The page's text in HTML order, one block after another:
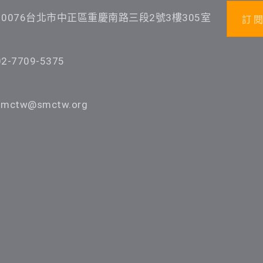
台北市中正區重慶南路三段2號3樓305室
7709-5375
訂